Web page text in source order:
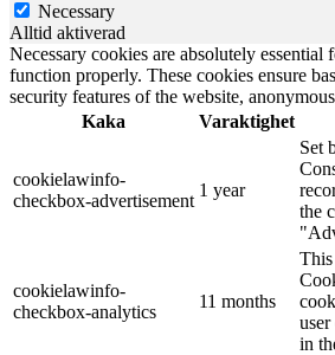
Necessary
Alltid aktiverad
Necessary cookies are absolutely essential
function properly. These cookies ensure
security features of the website,
Kaka
Varaktighet
cookielawinfo-
checkbox-advertisement
1 year
Set
the
cookielawinfo-
checkbox-analytics
11 months
in